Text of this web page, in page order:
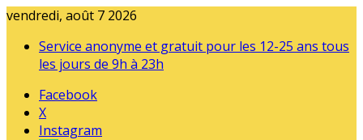
vendredi, août 7 2026
Service anonyme et gratuit pour les 12-25 ans tous
les jours de 9h à 23h
Facebook
X
Instagram